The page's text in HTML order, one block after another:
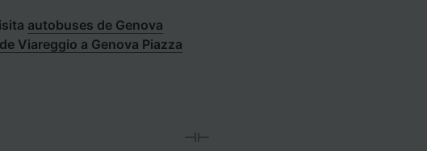
autobuses de Genova
Viareggio a Genova Piazza